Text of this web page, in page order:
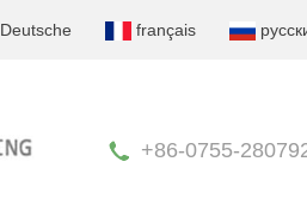
Deutsche français
+86-0755-